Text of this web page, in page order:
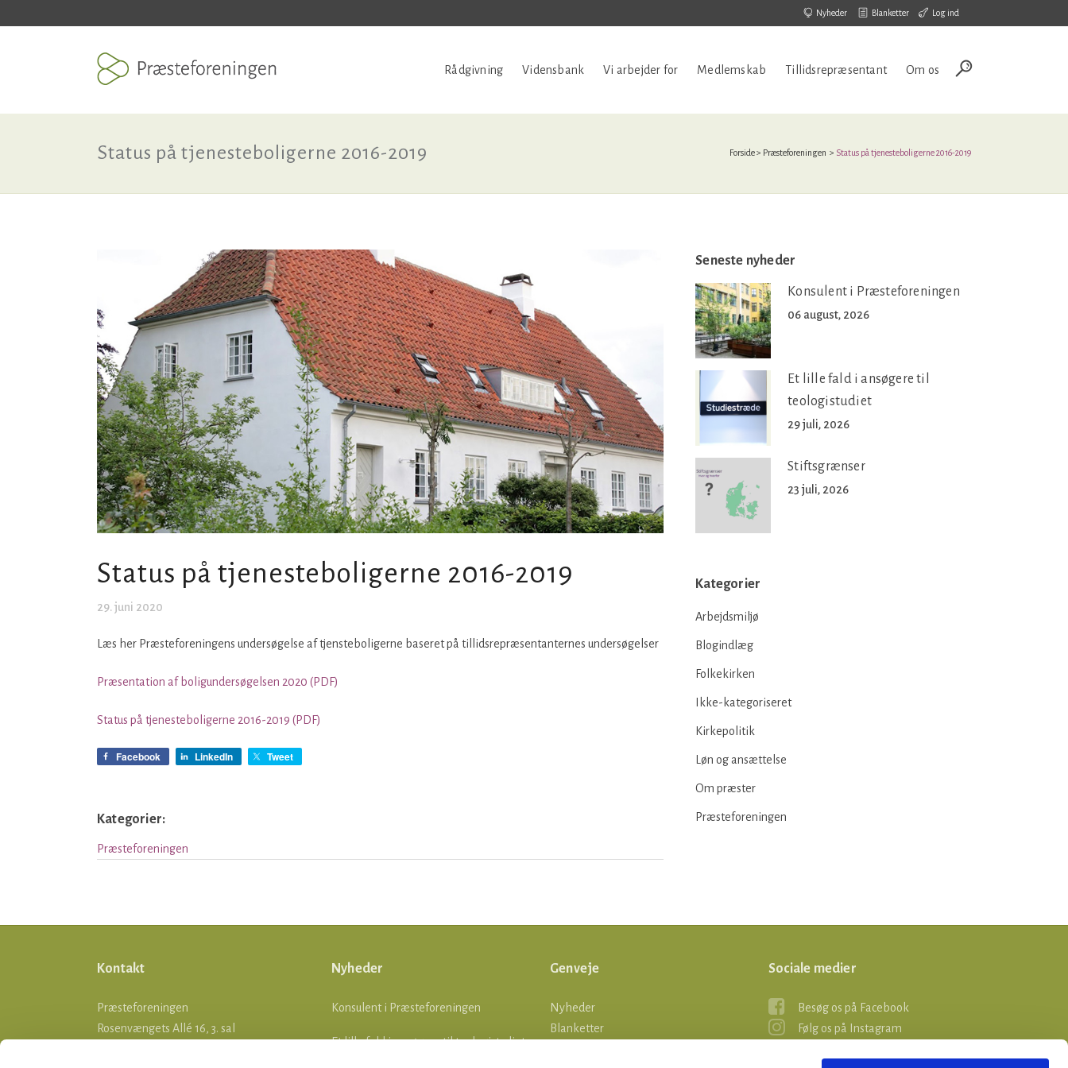
Nyheder Blanketter Log ind
Rådgivning Vidensbank Vi arbejder for Medlemskab Tillidsrepræsentant Om os
Status på tjenesteboligerne 2016-2019 Forside> Præsteforeningen > Status på tjenesteboligerne 2016-2019
Status på tjenesteboligerne 2016-2019
29. juni 2020
Læs her Præsteforeningens undersøgelse af tjensteboligerne baseret på tillidsrepræsentanternes undersøgelser
Præsentation af boligundersøgelsen 2020 (PDF)
Status på tjenesteboligerne 2016-2019 (PDF)
Facebook LinkedIn Tweet
Kategorier:
Præsteforeningen
Seneste nyheder
Konsulent i Præsteforeningen
06 august, 2026
Et lille fald i ansøgere til
teologistudiet
29 juli, 2026
Stiftsgrænser
23 juli, 2026
Kategorier
Arbejdsmiljø
Blogindlæg
Folkekirken
Ikke-kategoriseret
Kirkepolitik
Løn og ansættelse
Om præster
Præsteforeningen
Kontakt
Præsteforeningen
Rosenvængets Allé 16, 3. sal
Nyheder
Konsulent i Præsteforeningen
Et lille fald i ansøgere til teologistudiet
Genveje
Nyheder
Blanketter
Sociale medier
Besøg os på Facebook
Følg os på Instagram